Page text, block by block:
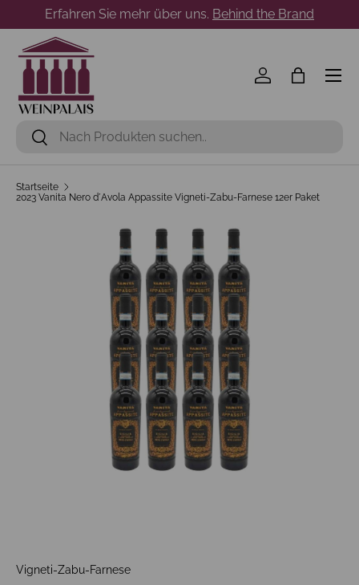
Direkt zum Inhalt
Erfahren Sie mehr über uns. Behind the Brand
Suchen
Suchen
Einloggen
Menü
Startseite
2023 Vanita Nero d´Avola Appassite Vigneti-Zabu-Farnese 12er Paket
Vigneti-Zabu-Farnese